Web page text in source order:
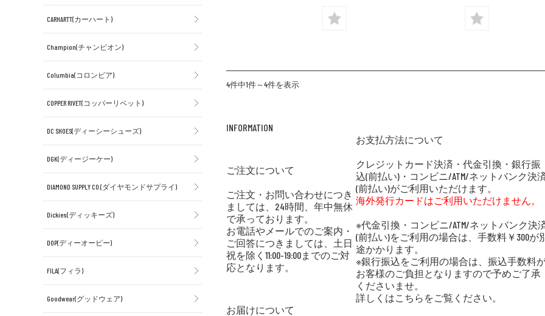
4件中1件～4件を表示
INFORMATION
ご注文について
ご注文・お問い合わせにつき
ましては、24時間、年中無休
で承っております。
お電話やメールでのご案内・
ご回答につきましては、土日
祝を除く11:00-19:00までのご対
応となります。
お支払方法について
クレジットカード決済・代金引換・銀行振
込(前払い)・コンビニ/ATM/ネットバンク決
(前払い)がご利用いただけます。
海外発行カードはご利用いただけません。
※代金引換・コンビニ/ATM/ネットバンク決
(前払い)をご利用の場合は、手数料￥300が
途かかります。
※銀行振込をご利用の場合は、振込手数料
お客様のご負担となりますので予めご了承
くださいませ。
詳しくはこちらをご覧ください。
お届けについて
CARHARTT(カーハート)
Champion(チャンピオン)
Columbia(コロンビア)
COPPER RIVET(コッパーリベット)
DC SHOES(ディーシーシューズ)
DGK(ディージーケー)
DIAMOND SUPPLY CO.(ダイヤモンドサプライ)
Dickies(ディッキーズ)
DOP(ディーオーピー)
FILA(フィラ)
Goodwear(グッドウェア)